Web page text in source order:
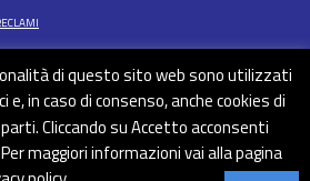
di questo sito web sono utilizzati
e, in caso di consenso, anche cookies di
Cliccando su Accetto acconsenti
maggiori informazioni vai alla pagina